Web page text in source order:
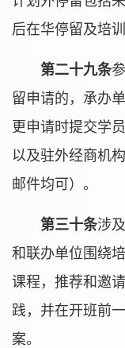
后在华停留及培
第二十九条
留申请的，承办
更申请时提交学
以及驻外经商机
邮件均可）。
第三十条涉
和联办单位围绕
课程，推荐和邀
践，并在开班前
案。